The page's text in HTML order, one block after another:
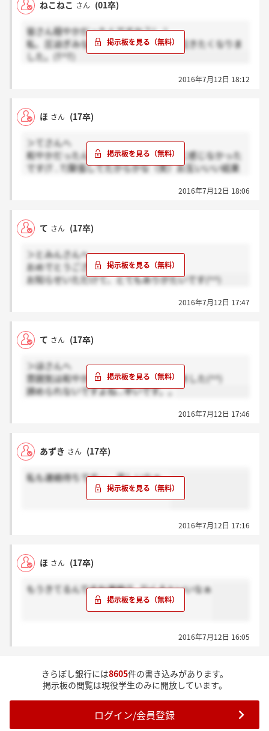
ねこねこ さん (01卒)
皆さん穏やかだったんですか？(;_;)
私、圧迫ぎみな感じでしたよ…。途中泣きたくなりま
した。(T^T)
2016年7月12日 18:12
ほ さん (17卒)
＞てさんへ
和やかだったんですね！私全然和やかに感じなかった
です(T . T)緊張してたからかな（笑）お互いいい結果
2016年7月12日 18:06
て さん (17卒)
＞とみんさんへ
おめでとうございます！！
お知らせいただけて、とてもありがたいです(^^)
2016年7月12日 17:47
て さん (17卒)
＞ほさんへ
雰囲気は和やかな感じでしていただけました(^^)
諦められないですよね...辛いです。。
2016年7月12日 17:46
あずき さん (17卒)
私も連絡待ちです…。苦しいなぁ。
2016年7月12日 17:16
ほ さん (17卒)
もうきてるんですね連絡(T . T)くるといいなぁ
2016年7月12日 16:05
きらぼし銀行には8605件の書き込みがあります。
掲示板の閲覧は現役学生のみに開放しています。
ログイン/会員登録